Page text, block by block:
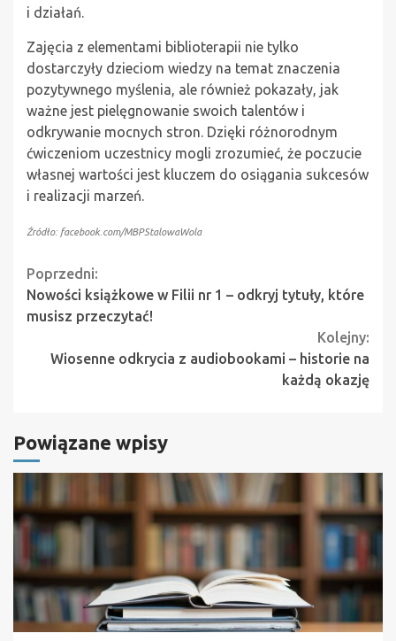
i działań.
Zajęcia z elementami biblioterapii nie tylko
dostarczyły dzieciom wiedzy na temat znaczenia
pozytywnego myślenia, ale również pokazały, jak
ważne jest pielęgnowanie swoich talentów i
odkrywanie mocnych stron. Dzięki różnorodnym
ćwiczeniom uczestnicy mogli zrozumieć, że poczucie
własnej wartości jest kluczem do osiągania sukcesów
i realizacji marzeń.
Źródło: facebook.com/MBPStalowaWola
Continue
Reading
Poprzedni:
Nowości książkowe w Filii nr 1 – odkryj tytuły, które
musisz przeczytać!
Kolejny:
Wiosenne odkrycia z audiobookami – historie na
każdą okazję
Powiązane wpisy